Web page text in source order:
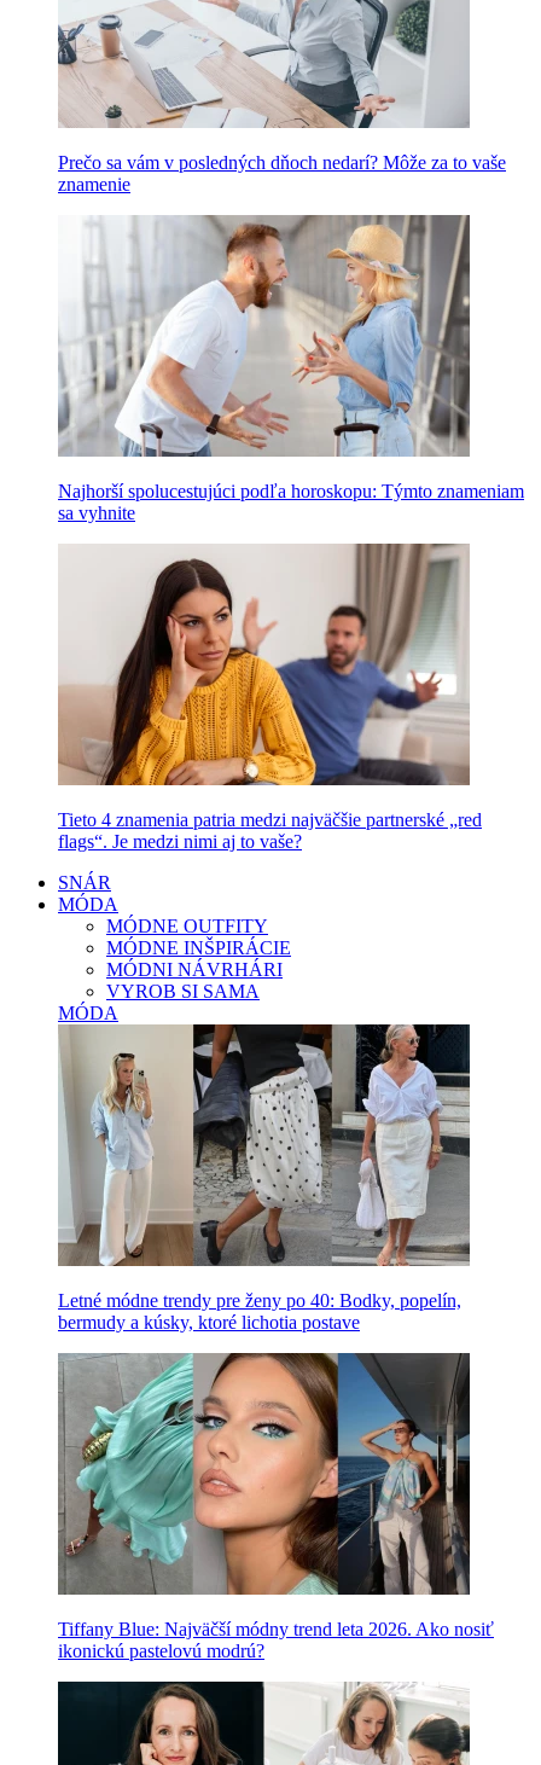
Prečo sa vám v posledných dňoch nedarí? Môže za to vaše
znamenie
Najhorší spolucestujúci podľa horoskopu: Týmto znameniam
sa vyhnite
Tieto 4 znamenia patria medzi najväčšie partnerské „red
flags“. Je medzi nimi aj to vaše?
SNÁR
MÓDA
MÓDNE OUTFITY
MÓDNE INŠPIRÁCIE
MÓDNI NÁVRHÁRI
VYROB SI SAMA
MÓDA
Letné módne trendy pre ženy po 40: Bodky, popelín,
bermudy a kúsky, ktoré lichotia postave
Tiffany Blue: Najväčší módny trend leta 2026. Ako nosiť
ikonickú pastelovú modrú?